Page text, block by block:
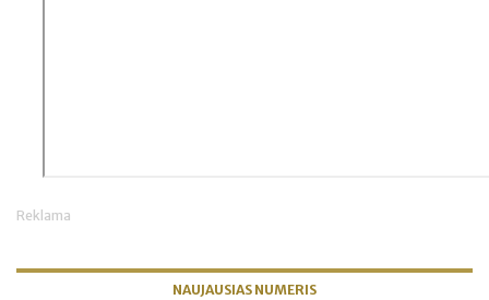
Reklama
NAUJAUSIAS NUMERIS